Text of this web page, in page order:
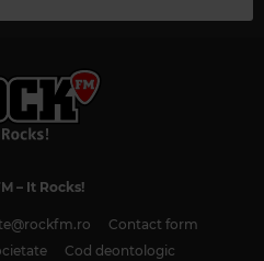
– It Rocks!
Contact form
Cod deontologic